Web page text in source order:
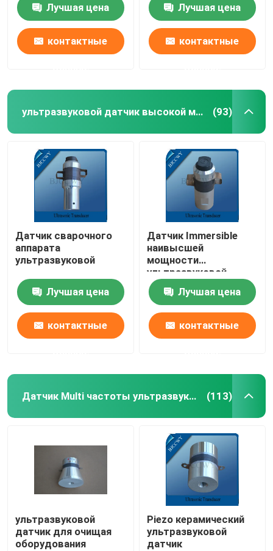
Лучшая цена
контактные
Лучшая цена
контактные
ультразвуковой датчик высокой мощности (93)
Датчик сварочного
аппарата
ультразвуковой
Лучшая цена
контактные
Датчик Immersible
наивысшей
мощности
ультразвуковой
Лучшая цена
контактные
Датчик Multi частоты ультразвуковой (113)
ультразвуковой
датчик для очищая
оборудования
Piezo керамический
ультразвуковой
датчик